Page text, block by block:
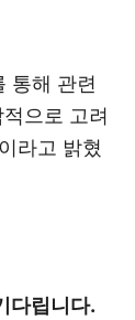
통해 관련
으로 고려
라고 밝혔
다립니다.